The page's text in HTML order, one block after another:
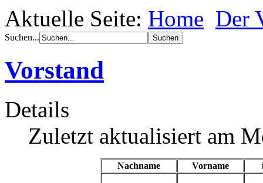
Aktuelle Seite: Home Der
Suchen...
Vorstand
Details
Zuletzt aktualisiert am
Nachname Vorname